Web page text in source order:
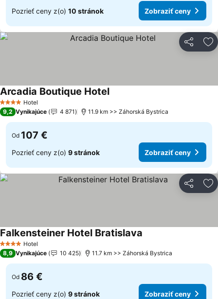
Pozrieť ceny z(o) 10 stránok Zobraziť ceny
Zdieľať
4 Počet hviezdičiek
Hotel
Arcadia Boutique Hotel
9,2 Vynikajúce 4 871 11.9 km >> Záhorská Bystrica
Od 107 €
Pozrieť ceny z(o) 9 stránok Zobraziť ceny
Zdieľať
4 Počet hviezdičiek
Hotel
Falkensteiner Hotel Bratislava
8,9 Vynikajúce 10 425 11.7 km >> Záhorská Bystrica
Od 86 €
Pozrieť ceny z(o) 9 stránok Zobraziť ceny